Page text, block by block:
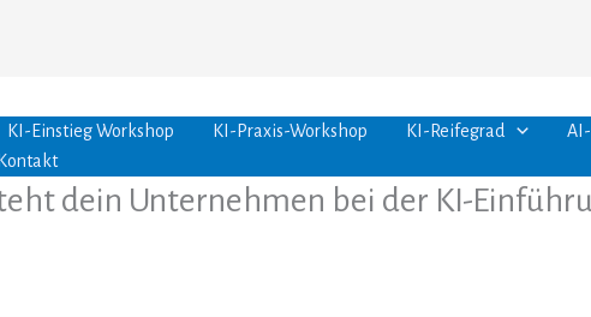
KI-Einstieg Workshop KI-Praxis-Workshop KI-Reifegrad
Kontakt
dein Unternehmen bei der KI-